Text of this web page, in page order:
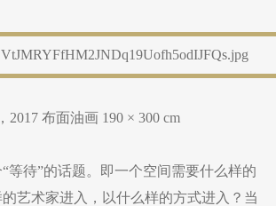
2017 布面油画 190 × 300 cm
等待”的话题。即一个空间需要什么样的
艺术家进入，以什么样的方式进入？当